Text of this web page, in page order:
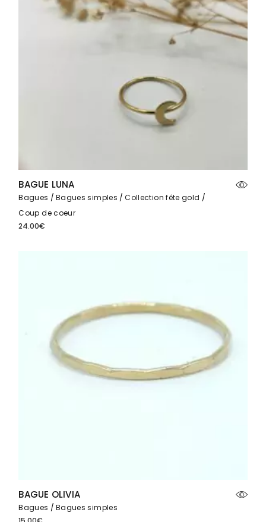
BAGUE LUNA
Bagues Bagues simples
Collection fête gold
Coup de coeur
24.00€
BAGUE OLIVIA
Bagues
Bagues simples